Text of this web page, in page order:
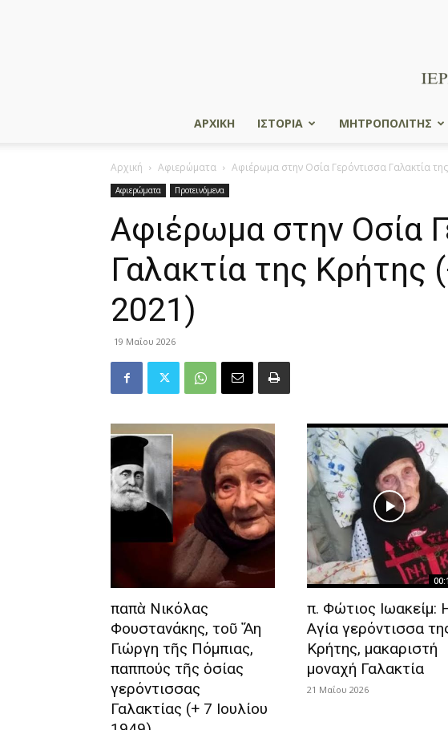
ΑΡΧΙΚΗ ΙΣΤΟΡΙΑ ΜΗΤΡΟΠΟΛΙΤΗΣ
Αρχική Αφιερώματα Αφιέρωμα στην Οσία Γερόντισσα Γαλακτία
Αφιερώματα Προτεινόμενα
Αφιέρωμα στην Οσία
Γαλακτία της Κρήτης
2021)
19 Μαΐου 2026
παπὰ Νικόλας
Φουστανάκης, τοῦ Ἅη
Γιώργη τῆς Πόμπιας,
παππούς τῆς ὁσίας
γερόντισσας
Γαλακτίας (+ 7 Ιουλίου
π. Φώτιος Ιωακείμ:
Αγία γερόντισσα
Κρήτης, μακαριστή
μοναχή Γαλακτία
21 Μαΐου 2026